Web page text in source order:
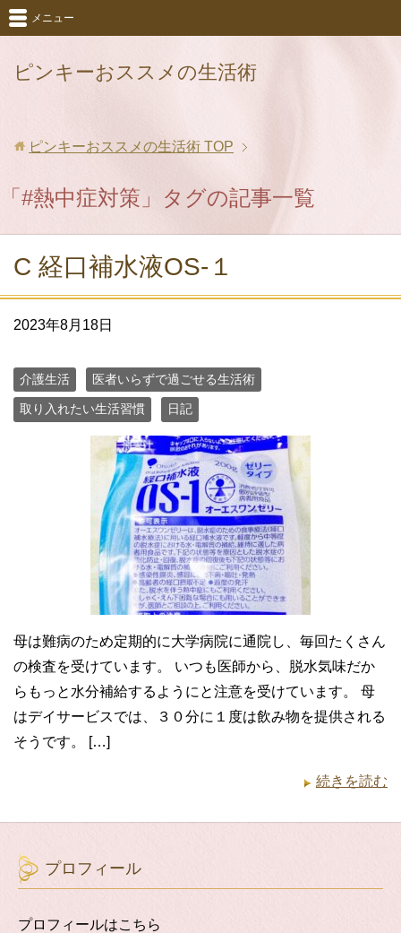
ピンキーおススメの生活術
メニュー
ピンキーおススメの生活術 TOP
「#熱中症対策」タグの記事一覧
C 経口補水液OS-１
2023年8月18日
介護生活 医者いらずで過ごせる生活術
取り入れたい生活習慣 日記
母は難病のため定期的に大学病院に通院し、毎回たくさん
の検査を受けています。 いつも医師から、脱水気味だか
らもっと水分補給するようにと注意を受けています。 母
はデイサービスでは、３０分に１度は飲み物を提供される
そうです。 […]
続きを読む
プロフィール
プロフィールはこちら